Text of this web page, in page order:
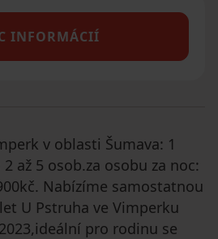
INFORMÁCIÍ
v oblasti Šumava: 1
až 5 osob.za osobu za noc:
Nabízíme samostatnou
U Pstruha ve Vimperku
pro rodinu se